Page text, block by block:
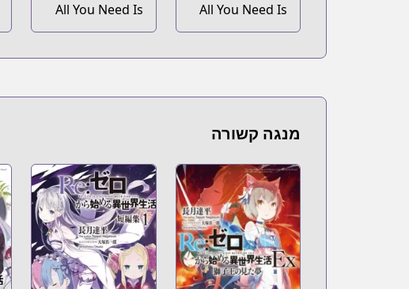
All You Need Is
Kill
All You Need Is
Kill
מנגה קשורה